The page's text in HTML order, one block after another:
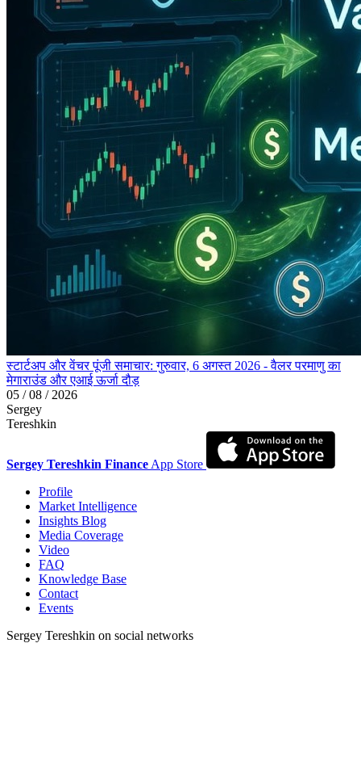
स्टार्टअप और वेंचर पूंजी समाचार: गुरुवार, 6 अगस्त 2026 - वैलर परमाणु का
मेगाराउंड और एआई ऊर्जा दौड़
05 / 08 / 2026
Sergey
Tereshkin
Sergey Tereshkin Finance App Store
Profile
Market Intelligence
Insights Blog
Media Coverage
Video
FAQ
Knowledge Base
Contact
Events
Sergey Tereshkin on social networks